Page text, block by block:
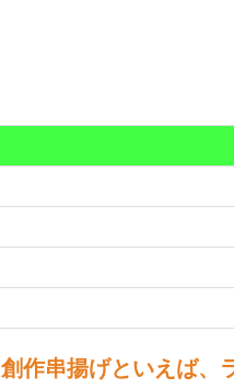
創作串揚げといえば、